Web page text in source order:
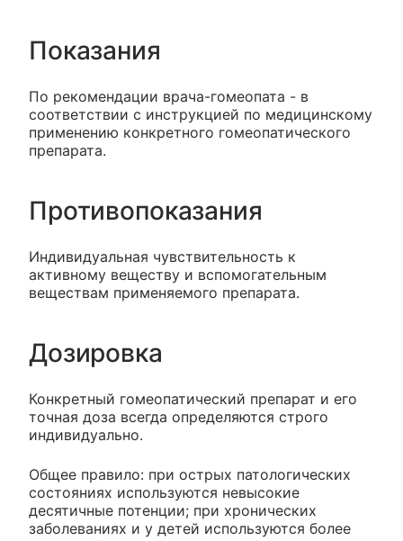
Показания
По рекомендации врача-гомеопата - в
соответствии с инструкцией по медицинскому
применению конкретного гомеопатического
препарата.
Противопоказания
Индивидуальная чувствительность к
активному веществу и вспомогательным
веществам применяемого препарата.
Дозировка
Конкретный гомеопатический препарат и его
точная доза всегда определяются строго
индивидуально.
Общее правило: при острых патологических
состояниях используются невысокие
десятичные потенции; при хронических
заболеваниях и у детей используются более